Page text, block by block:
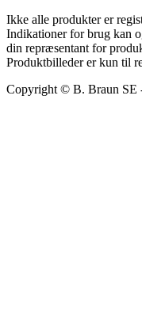
Ikke alle produkter er
Indikationer for brug kan
din repræsentant for
Produktbilleder er kun til
Copyright © B. Braun SE